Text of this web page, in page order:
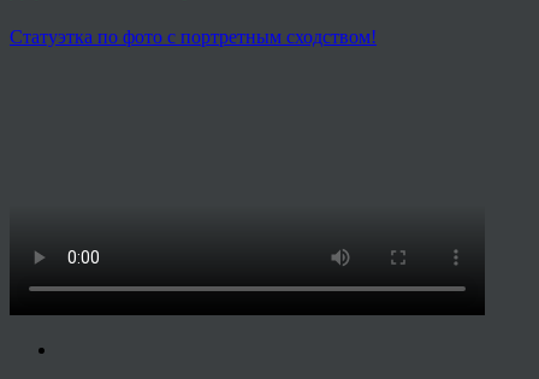
Статуэтка по фото с портретным сходством!